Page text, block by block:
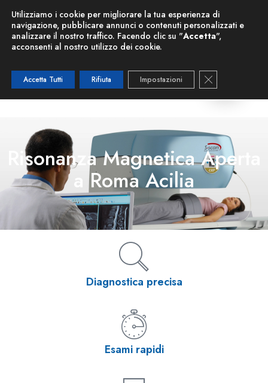
Nuova Risonanza Magnetica
offriamo una PRIMA VISITA GRATUITAper valutare le tue
Risonanza Magnetica Aperta
a Roma Acilia
Diagnostica precisa
Esami rapidi
Utilizziamo i cookie per migliorare la tua esperienza di
navigazione, pubblicare annunci o contenuti personalizzati e
analizzare il nostro traffico. Facendo clic su "Accetta",
acconsenti al nostro utilizzo dei cookie.
Accetta Tutti Rifiuta Impostazioni Close GDPR